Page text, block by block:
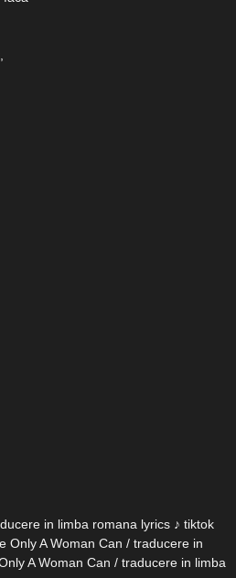
in limba romana lyrics ♪ tiktok
Only A Woman Can / traducere in
A Woman Can / traducere in limba